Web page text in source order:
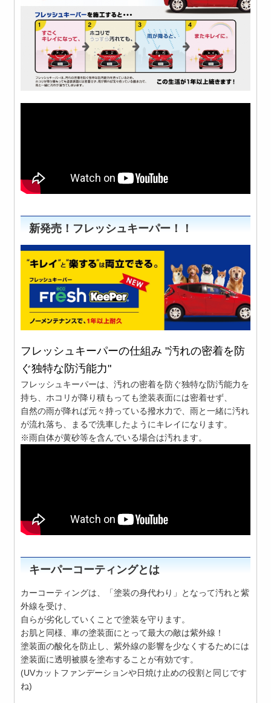
新発売！フレッシュキーパー！！
フレッシュキーパーの仕組み "汚れの密着を防
ぐ独特な防汚能力"
フレッシュキーパーは、汚れの密着を防ぐ独特な防汚能力を
持ち、ホコリが降り積もっても塗装表面には密着せず、
自然の雨が降れば元々持っている撥水力で、雨と一緒に汚れ
が流れ落ち、まるで洗車したようにキレイになります。
※雨自体が黄砂等を含んでいる場合は汚れます。
キーパーコーティングとは
カーコーティングは、「塗装の身代わり」となって汚れと紫
外線を受け、
自らが劣化していくことで塗装を守ります。
お肌と同様、車の塗装面にとって最大の敵は紫外線！
塗装面の酸化を防止し、紫外線の影響を少なくするためには
塗装面に透明被膜を塗布することが有効です。
(UVカットファンデーションや日焼け止めの役割と同じです
ね)